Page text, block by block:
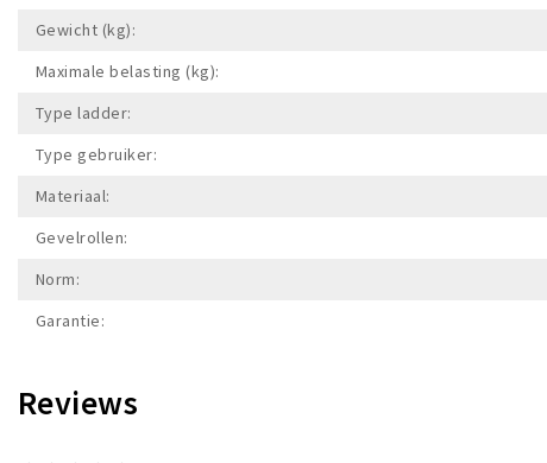
Gewicht (kg):
Maximale belasting (kg):
Type ladder:
Type gebruiker:
Materiaal:
Gevelrollen:
Norm:
Garantie:
Reviews